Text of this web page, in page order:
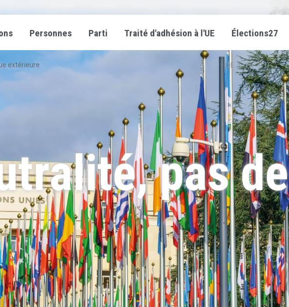
Personnes Parti Traité d'adhésion à l'UE Élections27
extérieure DE FR IT
pas de